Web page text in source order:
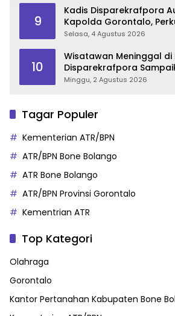
9
Kadis Disparekrafpora
Kapolda Gorontalo,
Sukseskan Gorontalo
Selasa, 4 Agustus 2026
10
Wisatawan Meninggal di
Disparekrafpora
Imbau Utamakan
Minggu, 2 Agustus 2026
Tagar Populer
Kementerian ATR/BPN
ATR/BPN Bone Bolango
ATR Bone Bolango
ATR/BPN Provinsi Gorontalo
Kementrian ATR
Top Kategori
Olahraga
Gorontalo
Kantor Pertanahan Kabupaten Bone